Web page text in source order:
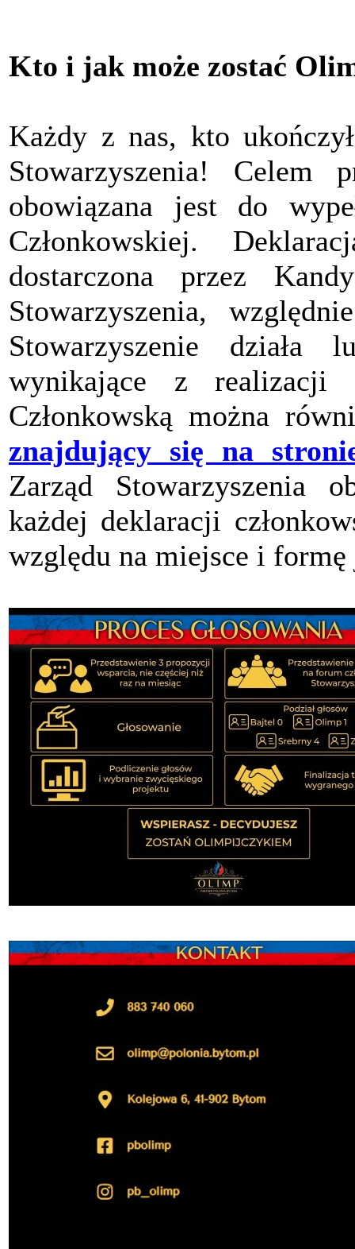
Kto i jak może zostać
Każdy z nas, kto
Stowarzyszenia! Celem
obowiązana jest do
Członkowskiej.
dostarczona przez
Stowarzyszenia,
Stowarzyszenie działa
wynikające z realizacji
Członkowską można
znajdujący się na
Zarząd Stowarzyszenia
każdej deklaracji
względu na miejsce i